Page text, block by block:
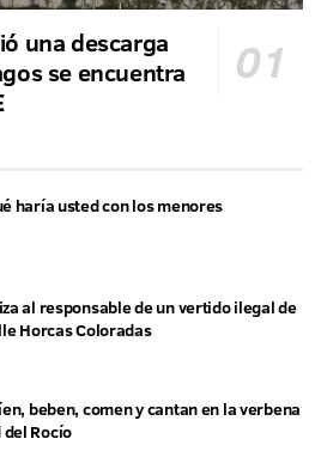
una descarga
se encuentra
haría usted con los menores
al responsable de un vertido ilegal de
Horcas Coloradas
beben, comen y cantan en la verbena
Rocío